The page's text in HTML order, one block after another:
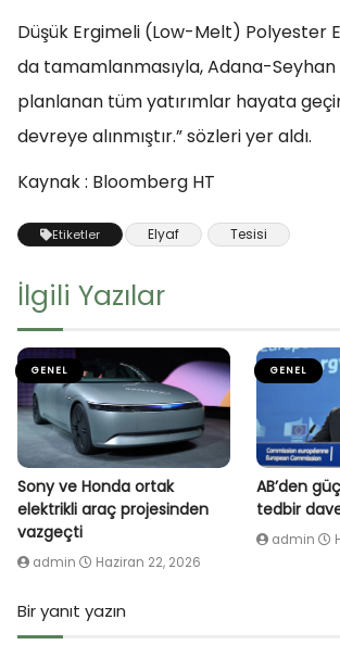
Düşük Ergimeli (Low-Melt) Polyester
da tamamlanmasıyla, Adana-
planlanan tüm yatırımlar hayata
devreye alınmıştır.” sözleri yer aldı.
Kaynak : Bloomberg HT
Etiketler Elyaf Tesisi
İlgili Yazılar
GENEL
Sony ve Honda ortak
elektrikli araç projesinden
vazgeçti
admin Haziran 22, 2026
GENEL
AB’den
tedbir
admin
Bir yanıt yazın